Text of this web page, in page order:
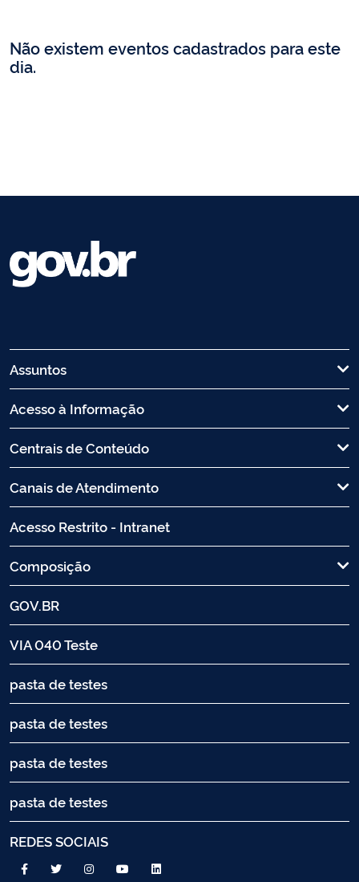
Não existem eventos cadastrados para este
dia.
Assuntos
Acesso à Informação
Centrais de Conteúdo
Canais de Atendimento
Acesso Restrito - Intranet
Composição
GOV.BR
VIA 040 Teste
pasta de testes
pasta de testes
pasta de testes
pasta de testes
REDES SOCIAIS